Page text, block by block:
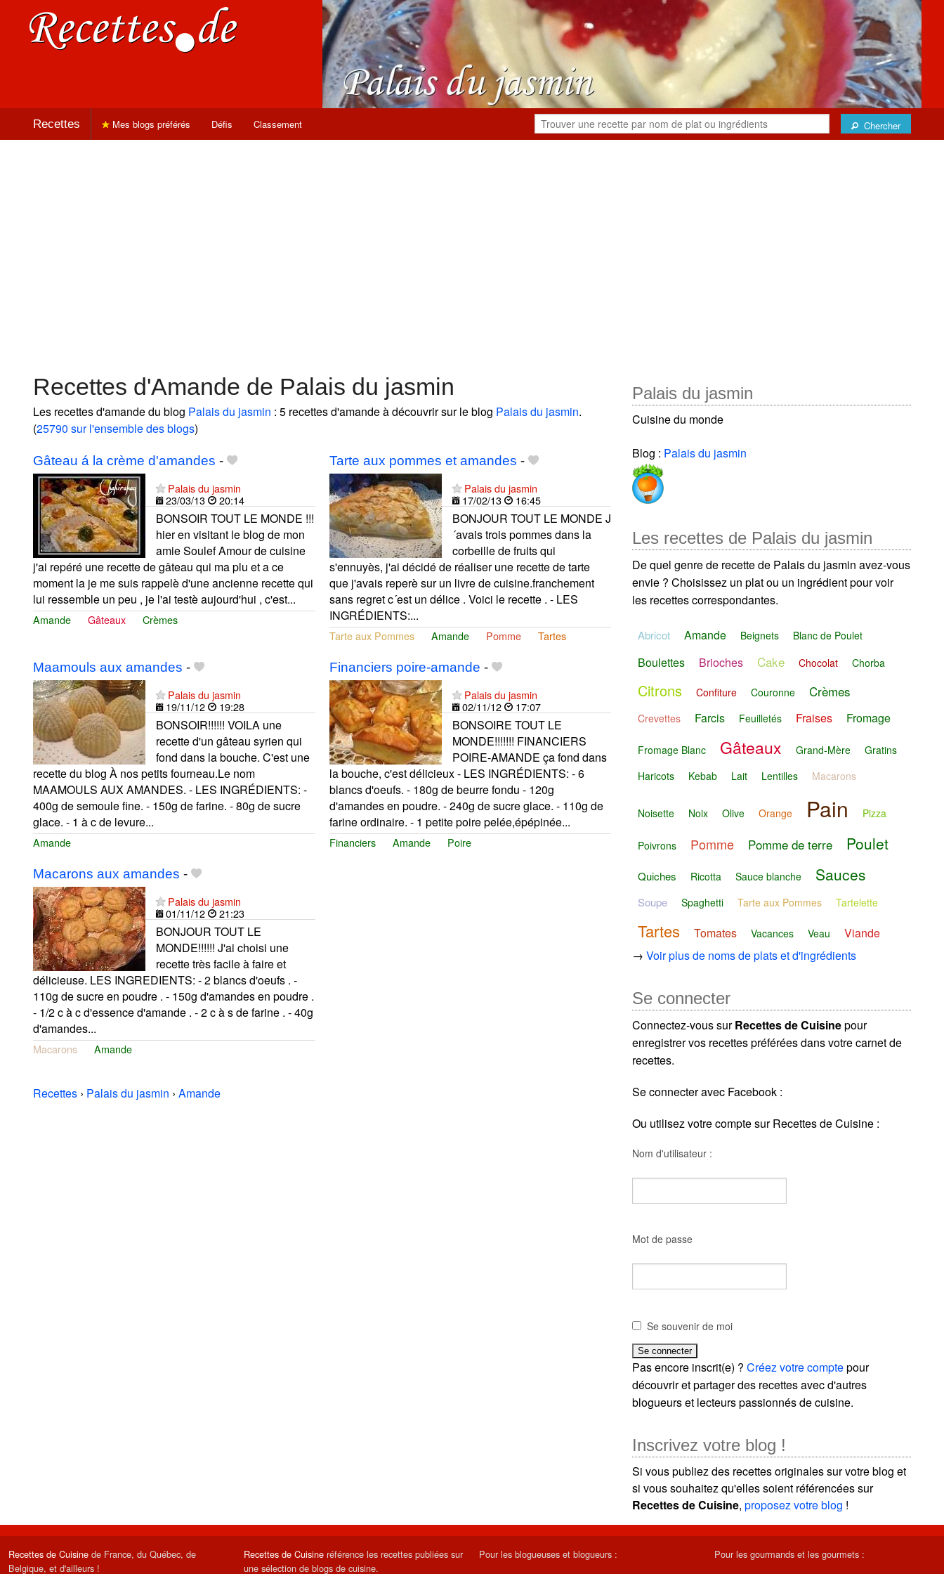
Recettes Chercher
Mes blogs préférés Défis Classement
Recettes d'Amande de Palais du jasmin
Les recettes d'amande du blog Palais du jasmin : 5 recettes d'amande à découvrir sur le blog Palais du jasmin.
(25790 sur l'ensemble des blogs)
Gâteau á la crème d'amandes -
Palais du jasmin
23/03/13
20:14
BONSOIR TOUT LE MONDE !!!
hier en visitant le blog de mon
amie Soulef Amour de cuisine
j'ai repéré une recette de gâteau qui ma plu et a ce
moment la je me suis rappelè d'une ancienne recette qui
lui ressemble un peu , je l'ai testè aujourd'hui , c'est...
Amande Gâteaux Crèmes
Tarte aux pommes et amandes -
Palais du jasmin
17/02/13
16:45
BONJOUR TOUT LE MONDE J
´avais trois pommes dans la
corbeille de fruits qui
s'ennuyès, j'ai décidé de réaliser une recette de tarte
que j'avais reperè sur un livre de cuisine.franchement
sans regret c´est un délice . Voici le recette . - LES
INGRÉDIENTS:...
Tarte aux Pommes Amande Pomme Tartes
Maamouls aux amandes -
Palais du jasmin
19/11/12
19:28
BONSOIR!!!!!! VOILA une
recette d'un gâteau syrien qui
fond dans la bouche. C'est une
recette du blog À nos petits fourneau.Le nom
MAAMOULS AUX AMANDES. - LES INGRÉDIENTS: -
400g de semoule fine. - 150g de farine. - 80g de sucre
glace. - 1 à c de levure...
Amande
Financiers poire-amande -
Palais du jasmin
02/11/12
17:07
BONSOIRE TOUT LE
MONDE!!!!!!! FINANCIERS
POIRE-AMANDE ça fond dans
la bouche, c'est délicieux - LES INGRÉDIENTS: - 6
blancs d'oeufs. - 180g de beurre fondu - 120g
d'amandes en poudre. - 240g de sucre glace. - 110g de
farine ordinaire. - 1 petite poire pelée,épépinée...
Financiers Amande Poire
Macarons aux amandes -
Palais du jasmin
01/11/12
21:23
BONJOUR TOUT LE
MONDE!!!!!! J'ai choisi une
recette très facile à faire et
délicieuse. LES INGREDIENTS: - 2 blancs d'oeufs . -
110g de sucre en poudre . - 150g d'amandes en poudre .
- 1/2 c à c d'essence d'amande . - 2 c à s de farine . - 40g
d'amandes...
Macarons Amande
Recettes › Palais du jasmin › Amande
Palais du jasmin
Cuisine du monde
Blog : Palais du jasmin
Les recettes de Palais du jasmin
De quel genre de recette de Palais du jasmin avez-vous
envie ? Choisissez un plat ou un ingrédient pour voir
les recettes correspondantes.
Abricot Amande Beignets Blanc de Poulet
Boulettes Brioches Cake Chocolat Chorba
Citrons Confiture Couronne Crèmes
Crevettes Farcis Feuilletés Fraises Fromage
Fromage Blanc Gâteaux Grand-Mère
Gratins
Haricots
Kebab Lait Lentilles Macarons
Noisette Noix Olive Orange Pain Pizza
Poivrons Pomme Pomme de terre Poulet
Quiches Ricotta Sauce blanche Sauces
Soupe Spaghetti Tarte aux Pommes Tartelette
Tartes Tomates Vacances Veau
Viande
→Voir plus de noms de plats et d'ingrédients
Se connecter
Connectez-vous surRecettes de Cuisinepour
enregistrer vos recettes préférées dans votre carnet de
recettes.
Se connecter avec Facebook :
Ou utilisez votre compte sur Recettes de Cuisine :
Nom d'utilisateur :
Mot de passe
Se souvenir de moi
Pas encore inscrit(e) ?Créez votre comptepour
découvrir et partager des recettes avec d'autres
blogueurs et lecteurs passionnés de cuisine.
Inscrivez votre blog !
Si vous publiez des recettes originales sur votre blog et
si vous souhaitez qu'elles soient référencées sur
Recettes de Cuisine,proposez votre blog !
Recettes de Cuisine de France, du Québec, de
Belgique, et d'ailleurs !
Recettes de Cuisine référence les recettes publiées sur
une sélection de blogs de cuisine.
Pour les blogueuses et blogueurs :
Pour les gourmands et les gourmets :